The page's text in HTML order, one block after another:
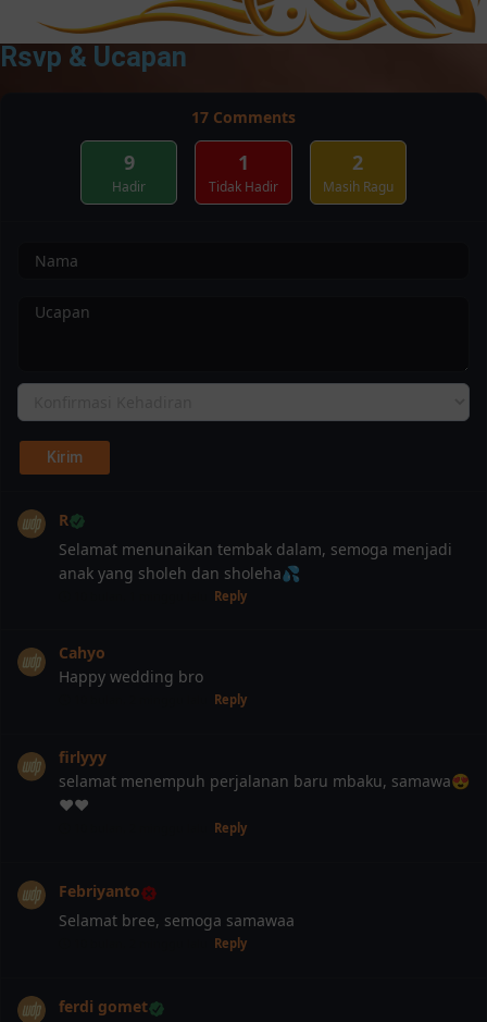
Rsvp & Ucapan
17 Comments
9
Hadir
1
Tidak Hadir
2
Masih Ragu
R
Selamat menunaikan tembak dalam, semoga menjadi
anak yang sholeh dan sholeha💦
Reply
Cahyo
Happy wedding bro
Reply
firlyyy
selamat menempuh perjalanan baru mbaku, samawa😍
❤️❤️
Reply
Febriyanto
Selamat bree, semoga samawaa
Reply
ferdi gomet